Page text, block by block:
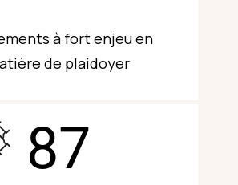
à fort enjeu en
de plaidoyer
87